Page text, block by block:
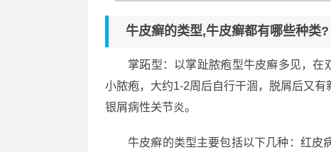
牛皮癣的类型,牛皮癣都有哪些种类?
掌跖型：以掌趾脓疱型牛皮癣多见，
小脓疱，大约1-2周后自行干涸，脱屑后又有
银屑病性关节炎。
牛皮癣的类型主要包括以下几种：红皮